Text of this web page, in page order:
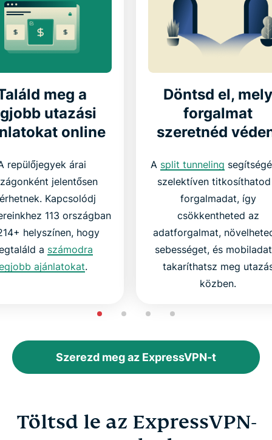
meg a
utazási
online
repülőjegyek árai
jelentősen
Kapcsolódj
113 országban
helyszínen, hogy
a számodra
ajánlatokat.
Döntsd el, mely
forgalmat
szeretnéd
A split tunneling
szelektíven
forgalmadat, így
csökkentheted az
adatforgalmat,
sebességet, és
takaríthatsz meg
közben.
Szerezd meg az ExpressVPN-t
Töltsd le az ExpressVPN-